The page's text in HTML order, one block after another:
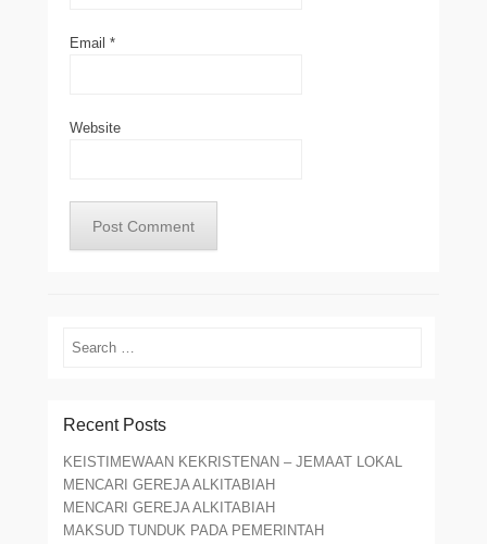
Email *
Website
Search
Recent Posts
KEISTIMEWAAN KEKRISTENAN – JEMAAT LOKAL
MENCARI GEREJA ALKITABIAH
MENCARI GEREJA ALKITABIAH
MAKSUD TUNDUK PADA PEMERINTAH